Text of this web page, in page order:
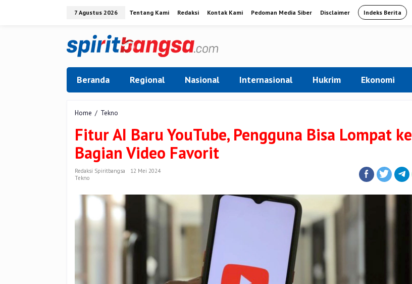
7 Agustus 2026 Tentang Kami Redaksi Kontak Kami Pedoman Media Siber Disclaimer Indeks Berita
Beranda Regional Nasional Internasional Hukrim Ekonomi
Home / Tekno
Baru
YouTube,
Pengguna
Bisa
Lompat
Video
Favorit
Fitur AI Baru YouTube, Pengguna Bisa Lompat ke
Bagian Video Favorit
Redaksi Spiritbangsa
12 Mei 2024
Tekno